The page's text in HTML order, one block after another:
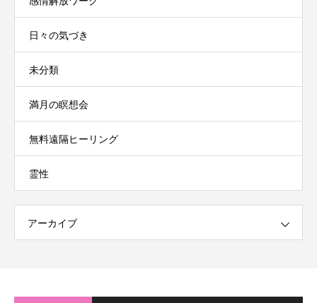
日々の気づき
未分類
満月の瞑想会
無料遠隔ヒーリング
霊性
アーカイブ